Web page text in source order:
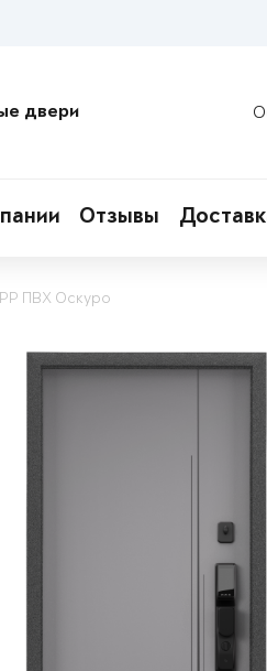
двери
Отзывы
PP ПВХ Оскуро